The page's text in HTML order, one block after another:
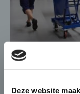
Deze website
Die-